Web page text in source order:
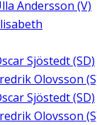
Andersson (V)
Sjöstedt (SD)
Olovsson
Sjöstedt (SD)
Olovsson